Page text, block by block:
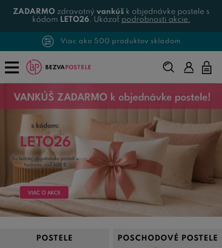
ZADARMOzdravotný vankúšk objednávke postele s
kódom LETO26. Ukázať podrobnosti akcie.
Viac ako 500 produktov skladom
KVALITNÉ POSTELE A MATRACE
Napíšte,
čo
POSTELE POSCHODOVÉ POSTELE